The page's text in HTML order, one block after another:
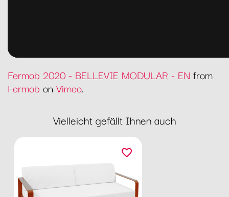
Fermob 2020 - BELLEVIE MODULAR - EN from
Fermob on Vimeo.
Vielleicht gefällt Ihnen auch
favorite_border